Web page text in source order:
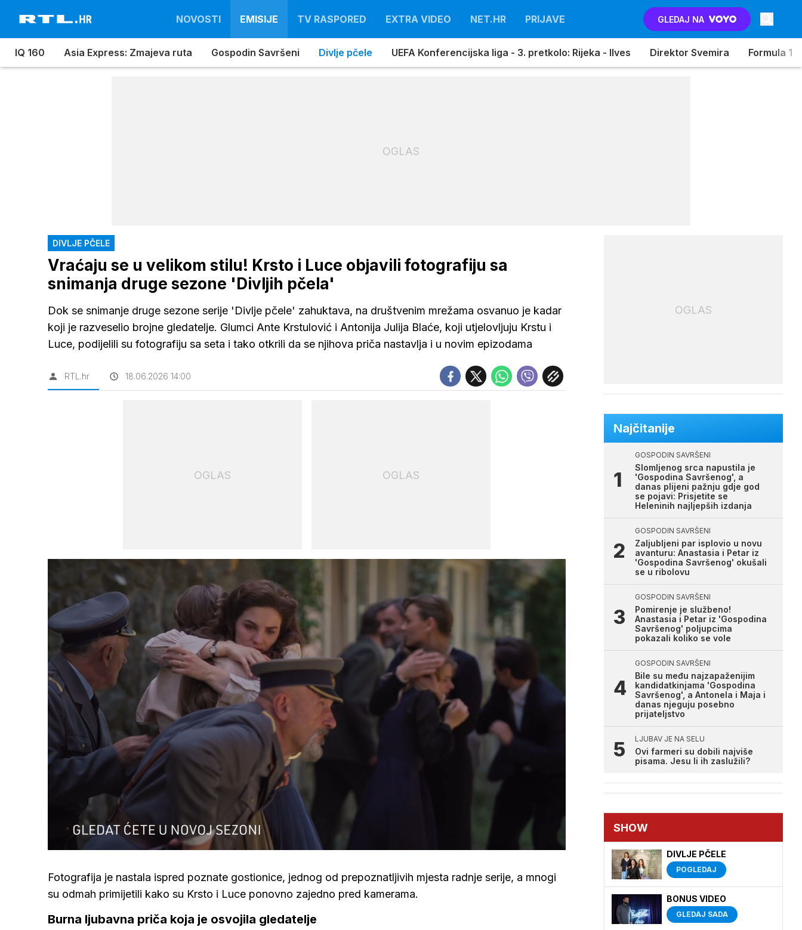
NOVOSTI EMISIJE TV RASPORED EXTRA VIDEO NET.HR PRIJAVE GLEDAJ NA
IQ 160 Asia Express: Zmajeva ruta Gospodin Savršeni Divlje pčele UEFA Konferencijska liga - 3. pretkolo: Rijeka - Ilves Direktor Svemira Formula 1
OGLAS
DIVLJE PČELE
Vraćaju se u velikom stilu! Krsto i Luce objavili fotografiju sa
snimanja druge sezone 'Divljih pčela'
Dok se snimanje druge sezone serije 'Divlje pčele' zahuktava, na društvenim mrežama osvanuo je kadar
koji je razveselio brojne gledatelje. Glumci Ante Krstulović i Antonija Julija Blaće, koji utjelovljuju Krstu i
Luce, podijelili su fotografiju sa seta i tako otkrili da se njihova priča nastavlja i u novim epizodama
RTL.hr 18.06.2026 14:00
OGLAS OGLAS
Upali
zvuk
Loaded:
70.88%
Fotografija je nastala ispred poznate gostionice, jednog od prepoznatljivih mjesta radnje serije, a mnogi
su odmah primijetili kako su Krsto i Luce ponovno zajedno pred kamerama.
Burna ljubavna priča koja je osvojila gledatelje
OGLAS
Najčitanije
GOSPODIN SAVRŠENI
Slomljenog srca napustila je
'Gospodina Savršenog', a
danas plijeni pažnju gdje god
se pojavi: Prisjetite se
Heleninih najljepših izdanja
GOSPODIN SAVRŠENI
Zaljubljeni par isplovio u novu
avanturu: Anastasia i Petar iz
'Gospodina Savršenog' okušali
se u ribolovu
GOSPODIN SAVRŠENI
Pomirenje je službeno!
Anastasia i Petar iz 'Gospodina
Savršenog' poljupcima
pokazali koliko se vole
GOSPODIN SAVRŠENI
Bile su među najzapaženijim
kandidatkinjama 'Gospodina
Savršenog', a Antonela i Maja i
danas njeguju posebno
prijateljstvo
LJUBAV JE NA SELU
Ovi farmeri su dobili najviše
pisama. Jesu li ih zaslužili?
SHOW
DIVLJE PČELE
POGLEDAJ
BONUS VIDEO
GLEDAJ SADA